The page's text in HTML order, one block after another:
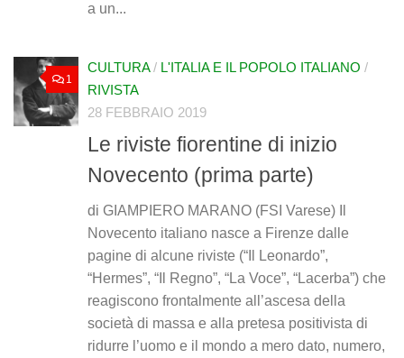
a un...
1
CULTURA/ L'ITALIA E IL POPOLO ITALIANO /
RIVISTA
28 FEBBRAIO 2019
Le riviste fiorentine di inizio
Novecento (prima parte)
di GIAMPIERO MARANO (FSI Varese) Il
Novecento italiano nasce a Firenze dalle
pagine di alcune riviste (“Il Leonardo”,
“Hermes”, “Il Regno”, “La Voce”, “Lacerba”) che
reagiscono frontalmente all’ascesa della
società di massa e alla pretesa positivista di
ridurre l’uomo e il mondo a mero dato, numero,